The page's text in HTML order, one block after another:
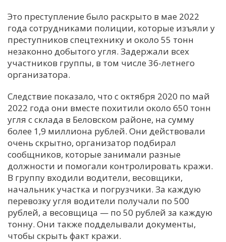
М
Н
Х
Ч
Это преступление было раскрыто в мае 2022
года сотрудниками полиции, которые изъяли у
преступников спецтехнику и около 55 тонн
незаконно добытого угля. Задержали всех
участников группы, в том числе 36-летнего
организатора.
Следствие показало, что с октября 2020 по май
2022 года они вместе похитили около 650 тонн
угля с склада в Беловском районе, на сумму
более 1,9 миллиона рублей. Они действовали
очень скрытно, организатор подбирал
сообщников, которые занимали разные
должности и помогали контролировать кражи.
В группу входили водители, весовщики,
начальник участка и погрузчики. За каждую
перевозку угля водители получали по 500
рублей, а весовщица — по 50 рублей за каждую
тонну. Они также подделывали документы,
чтобы скрыть факт кражи.